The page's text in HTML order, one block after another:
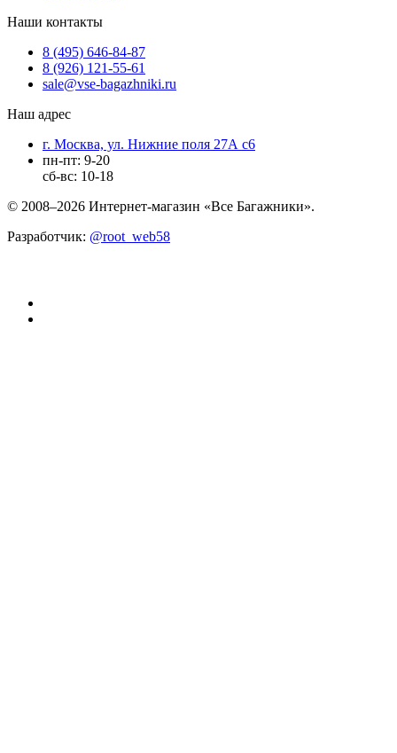
Наши контакты
8 (495) 646-84-87
8 (926) 121-55-61
sale@vse-bagazhniki.ru
Наш адрес
г. Москва, ул. Нижние поля 27А с6
пн-пт: 9-20
сб-вс: 10-18
© 2008–2026 Интернет-магазин «Все Багажники».
Разработчик: @root_web58